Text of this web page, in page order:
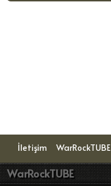
İletişim WarRockTUBE
WarRockTUBE